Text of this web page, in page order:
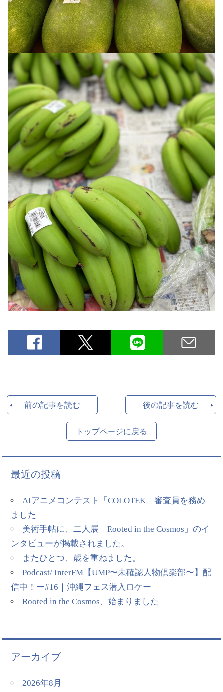
前の記事を読む 後の記事を読む
トップページに戻る
最近の投稿
AIアニメコンテスト「COLOTEK」審査員を務め
ました
美術手帖に、二人展「Rooted in the Cosmos」のイ
ンタビューが掲載されました。
またひとつ、歳を重ねました。
Podcast/ InterFM【UMP〜未確認人物倶楽部〜】配
信中！ー#16｜沖縄フェス潜入ロケー
Rooted in the Cosmos、始まりました
アーカイブ
2026年8月